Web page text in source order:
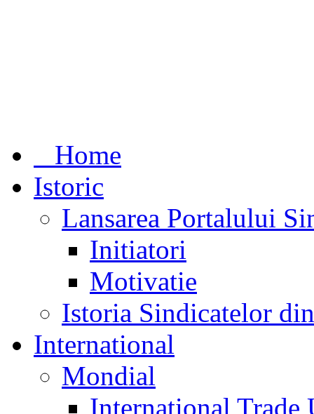
Home
Istoric
Lansarea Portalului
Initiatori
Motivatie
Istoria Sindicatelor
International
Mondial
International Trade